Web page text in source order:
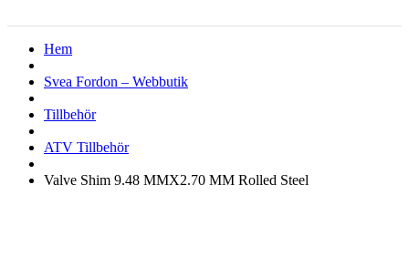
Hem
Svea Fordon – Webbutik
Tillbehör
ATV Tillbehör
Valve Shim 9.48 MMX2.70 MM Rolled Steel